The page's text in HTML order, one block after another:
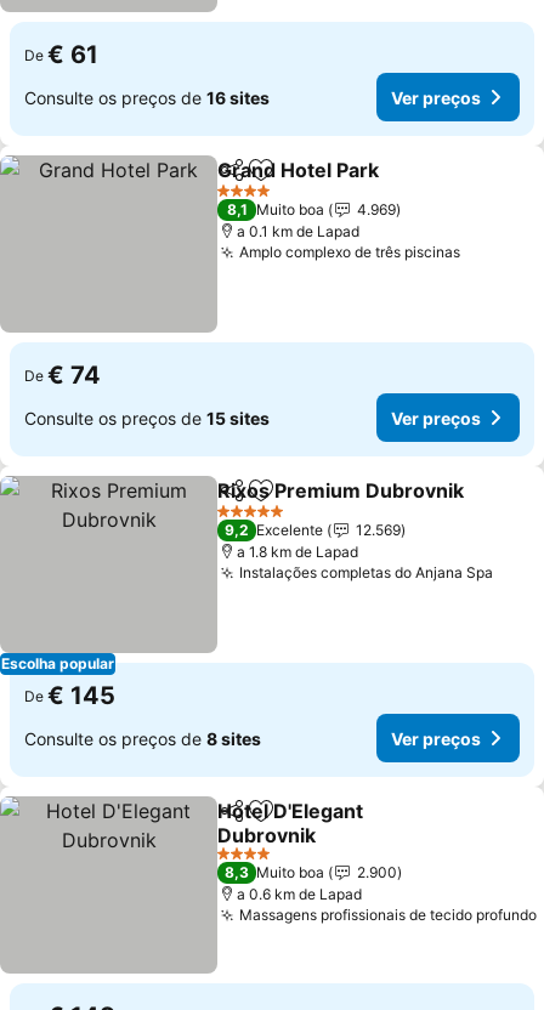
De € 61
Consulte os preços de 16 sites Ver preços
PartilharAdicionar aos favoritos
Grand Hotel Park
4 Estrelas
8,1 Muito boa
4.969
a 0.1 km de Lapad
Amplo complexo de três piscinasVer
De € 74
Consulte os preços de 15 sites Ver preços
Escolha popular
PartilharAdicionar aos favoritos
Rixos Premium Dubrovnik
5 Estrelas
9,2 Excelente
12.569
a 1.8 km de Lapad
Instalações completas do Anjana Spa
De € 145
Consulte os preços de 8 sites Ver preços
PartilharAdicionar aos favoritos
Hotel D'Elegant
Dubrovnik
Ver preços
4 Estrelas
8,3 Muito boa
2.900
a 0.6 km de Lapad
Massagens profissionais de tecido profundo